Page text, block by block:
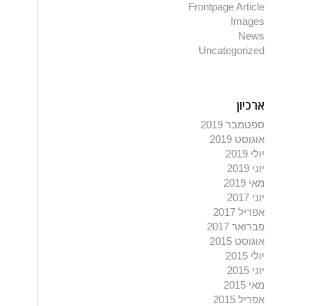
Frontpage Article
Images
News
Uncategorized
ארכיון
ספטמבר 2019
אוגוסט 2019
יולי 2019
יוני 2019
מאי 2019
יוני 2017
אפריל 2017
פברואר 2017
אוגוסט 2015
יולי 2015
יוני 2015
מאי 2015
אפריל 2015